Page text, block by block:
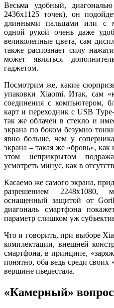
Весьма удобный,
2436х1125 точек), он
длинными пальцами или с
одной рукой очень даже
великолепные цвета, сам
также распознает силу
может являться
гаджетом.
Посмотрим же, какие
упаковки Xiaomi. Итак, сам
соединения с компьютером,
карт и переходник с USB
так же облачен в стекло и
экрана по боком безумно
явно больше, чем у
экрана – такая же «бровь»,
этом неприкрытом
усмотреть минус, как в
Касаемо же самого экрана,
разрешением 2248х1080,
оснащенный защитой от
диагональ смартфона
параметр слишком уж
Что и говорить, при выборе
комплектации, внешней
смартфона, в принципе,
понятно, оба ведь среди своих
вершине пьедестала.
«Камерный» вопрос